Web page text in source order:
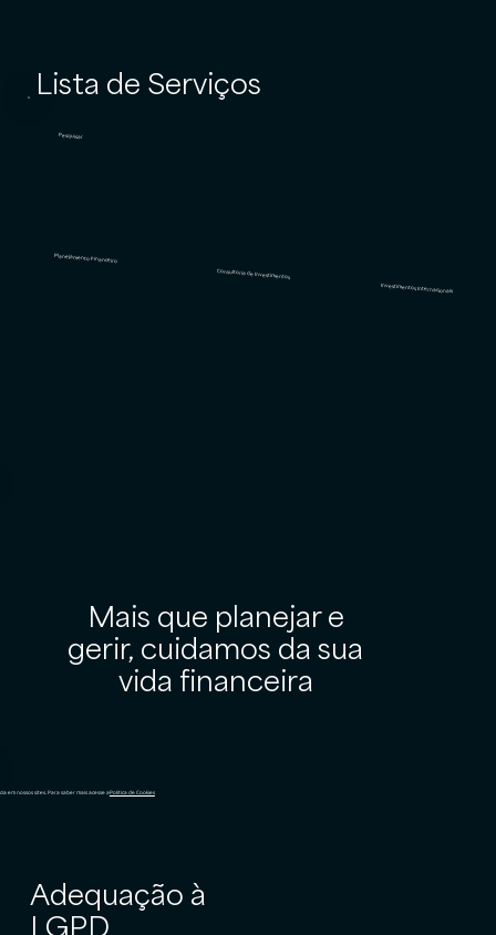
Lista de Serviços
Pesquisar
Planejamento Financeiro
Consultoria de Investimentos
Investimentos Internacionais
Mais que planejar e
gerir, cuidamos da sua
vida financeira
em nossos sites. Para saber mais acesse aPolítica de Cookies
Adequação à
LGPD